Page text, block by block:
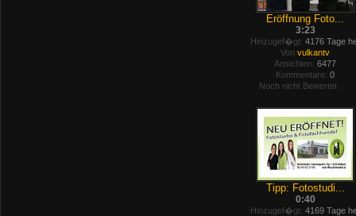
Eröffnung Foto...
3:23
Hinzugef�gt: 4176 Tage
Von vulkantv
Ansichten: 6477
Kommentare: 0
Noch nicht Bewertet
Tipp: Fotostudi...
0:40
Hinzugef�gt: 4169 Tage